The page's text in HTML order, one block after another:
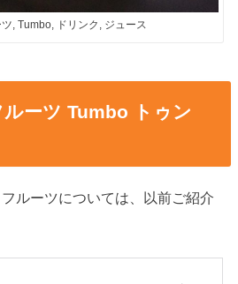
, Tumbo, ドリンク, ジュース
ルーツ Tumbo トゥン
ルーツについては、以前ご紹介